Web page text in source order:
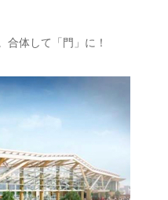
合体して「門」に！